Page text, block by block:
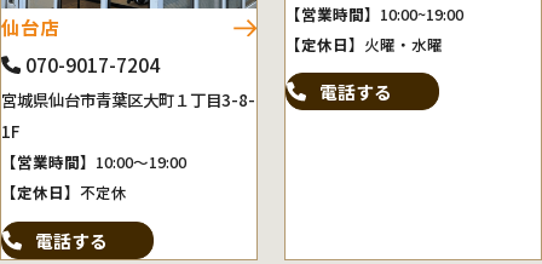
仙台店
070-9017-7204
宮城県仙台市青葉区大町１丁目3-8-
1F
【営業時間】 10:00～19:00
【定休日】 不定休
電話する
【営業時間】 10:00~19:00
【定休日】 火曜・水曜
電話する